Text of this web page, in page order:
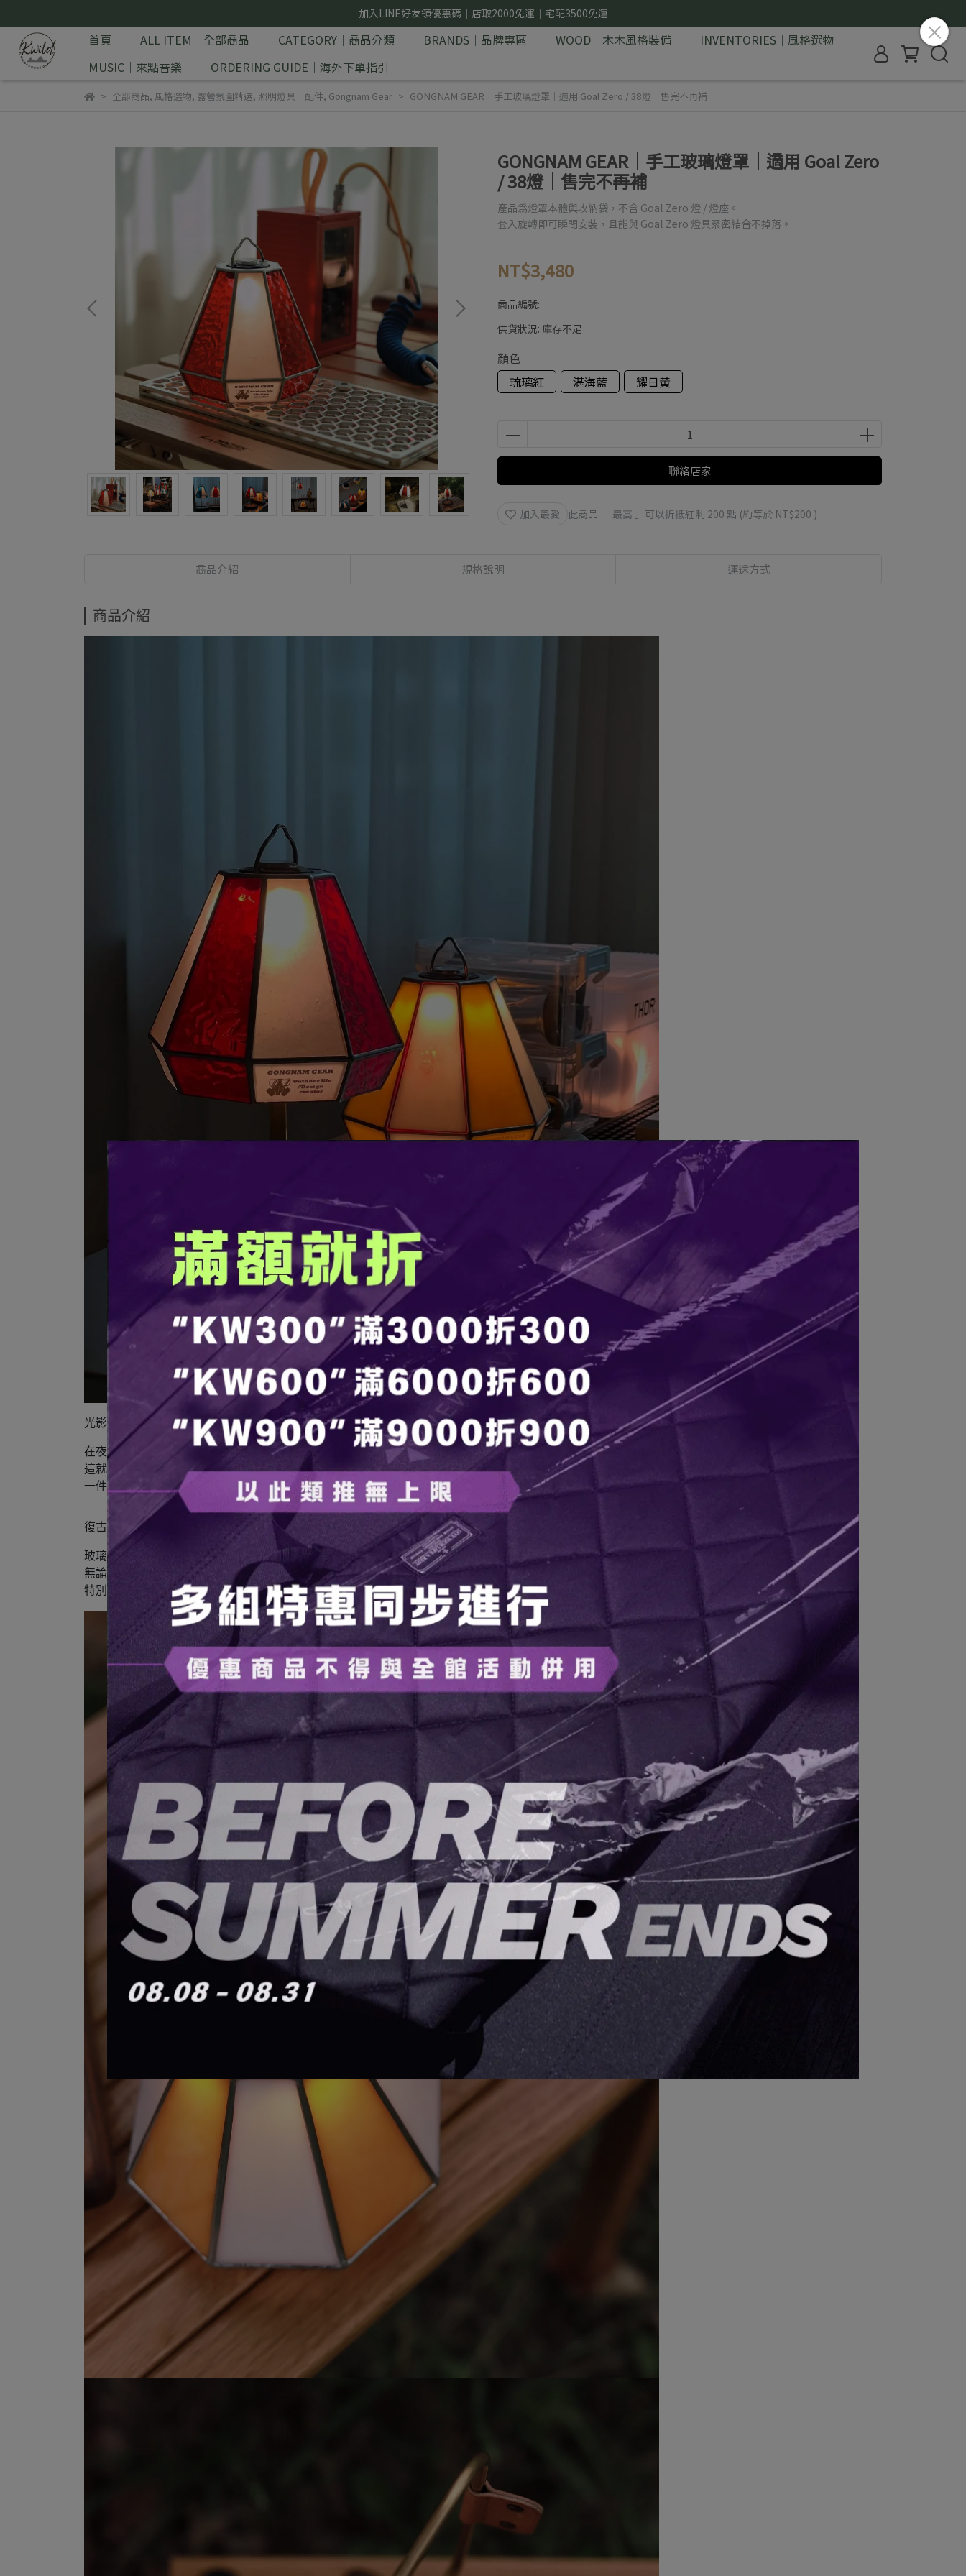
加入LINE好友領優惠碼｜店取2000免運｜宅配3500免運
首頁 ALL ITEM｜全部商品 CATEGORY｜商品分類 BRANDS｜品牌專區 WOOD｜木木風格裝備
INVENTORIES｜風格選物
MUSIC｜來點音樂
ORDERING GUIDE｜海外下單指引
全部商品, 風格選物, 露營氛圍精選, 照明燈具｜配件, Gongnam Gear GONGNAM GEAR｜手工玻璃燈罩｜適用 Goal Zero / 38燈｜售完不再補
GONGNAM GEAR｜手工玻璃燈罩｜適用 Goal Zero
/ 38燈｜售完不再補
產品為燈罩本體與收納袋，不含 Goal Zero 燈 / 燈座。
套入旋轉即可瞬間安裝，且能與 Goal Zero 燈具緊密結合不掉落。
NT$3,480
商品編號:
供貨狀況: 庫存不足
顏色
琉璃紅
湛海藍 耀日黃
聯絡店家
加入最愛 此商品 「 最高 」可以折抵紅利 200 點 (約等於 NT$200 )
商品介紹 規格說明 運送方式
商品介紹
光影中的藝術品 – Glass Shade - Retro
在夜幕低垂的營地，當燈火漸次點亮，玻璃折射出的光影，總能替氛圍添上那麼一點精緻與浪漫。
這就是 Junior Glass Shade ——
一件以 100% 手工玻璃工藝打造的藝術燈罩。
復古 × 精緻的氛圍
玻璃的壓紋，讓人聯想到老式彩繪玻璃或復古咖啡廳的柔和光線。
無論是與 Goal Zero 還是 38-Kt 燈具結合，燈罩都能緊密貼合，並支援外部 On/Off 操作。
特別是搭配 Goal Zero 燈具時，燈罩能穩固「鎖定 (Lock)」，風中也不擔心掉落。